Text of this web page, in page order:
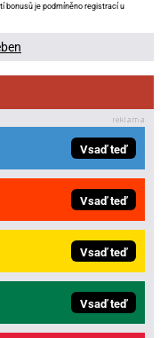
bonusů je podmíněno registrací u
Vsaď teď
Vsaď teď
Vsaď teď
Vsaď teď